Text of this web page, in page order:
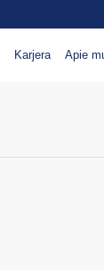
Karjera Apie